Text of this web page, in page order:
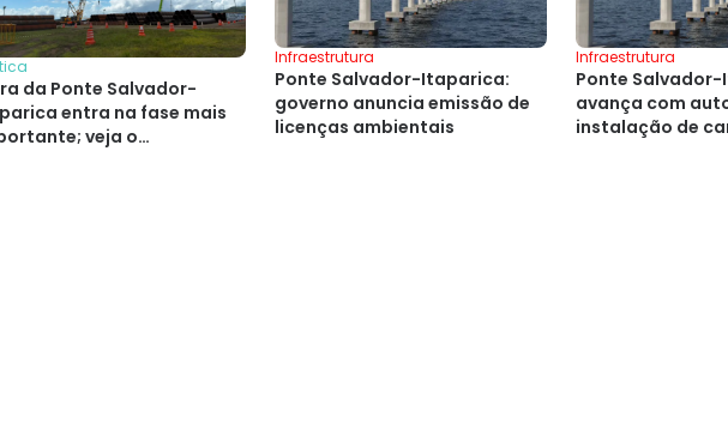
da Ponte Salvador-
entra na fase mais
veja o
Infraestrutura
Ponte Salvador-Itaparica:
governo anuncia emissão de
licenças ambientais
Infraestrutura
Ponte
avança com
instalação de